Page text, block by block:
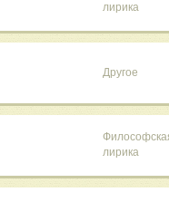
лирика
Другое
лирика